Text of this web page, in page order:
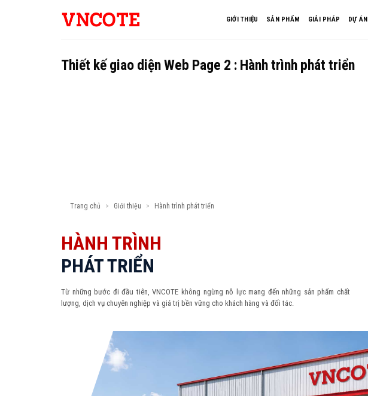
GIỚI THIỆU SẢN PHẨM GIẢI PHÁP DỰ ÁN
Thiết kế giao diện Web Page 2 : Hành trình phát triển
Trang chủ > Giới thiệu > Hành trình phát triển
HÀNH TRÌNH
PHÁT TRIỂN
Từ những bước đi đầu tiên, VNCOTE không ngừng nỗ lực mang đến những sản phẩm chất
lượng, dịch vụ chuyên nghiệp và giá trị bền vững cho khách hàng và đối tác.